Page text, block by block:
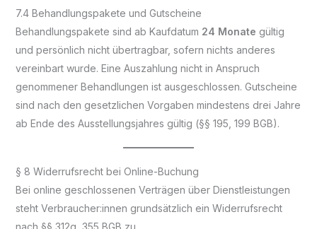
7.4 Behandlungspakete und Gutscheine
Behandlungspakete sind ab Kaufdatum 24 Monate gültig
und persönlich nicht übertragbar, sofern nichts anderes
vereinbart wurde. Eine Auszahlung nicht in Anspruch
genommener Behandlungen ist ausgeschlossen. Gutscheine
sind nach den gesetzlichen Vorgaben mindestens drei Jahre
ab Ende des Ausstellungsjahres gültig (§§ 195, 199 BGB).
§ 8 Widerrufsrecht bei Online-Buchung
Bei online geschlossenen Verträgen über Dienstleistungen
steht Verbraucher:innen grundsätzlich ein Widerrufsrecht
nach §§ 312g, 355 BGB zu.